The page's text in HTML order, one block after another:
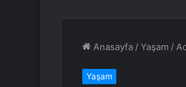
Anasayfa /Yaşam /
Yaşam